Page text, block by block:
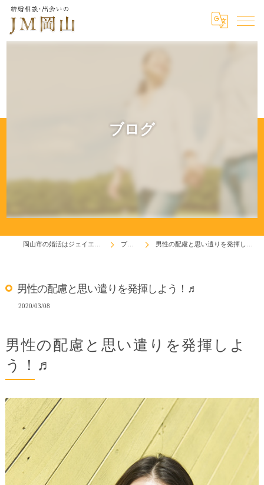
ブログ
ブログ 男性の配慮と思い遣りを発揮しよう！♬
男性の配慮と思い遣りを発揮しよう！♬
2020/03/08
男性の配慮と思い遣りを発揮しよ
う！♬